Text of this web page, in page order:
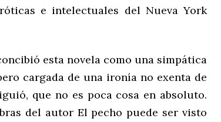
e intelectuales del Nueva York
esta novela como una simpática
cargada de una ironía no exenta de
que no es poca cosa en absoluto.
del autor El pecho puede ser visto